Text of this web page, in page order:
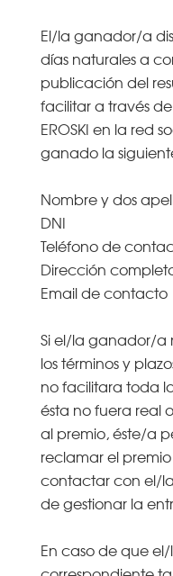
El/la ganador/a
días naturales a
publicación del
facilitar a través
EROSKI en la red
ganado la
Nombre y dos
DNI
Teléfono de
Dirección
Email de contacto
Si el/la ganador/a
los términos y
no facilitara toda
ésta no fuera real
al premio, éste/a
reclamar el
contactar con el/
de gestionar la
En caso de que